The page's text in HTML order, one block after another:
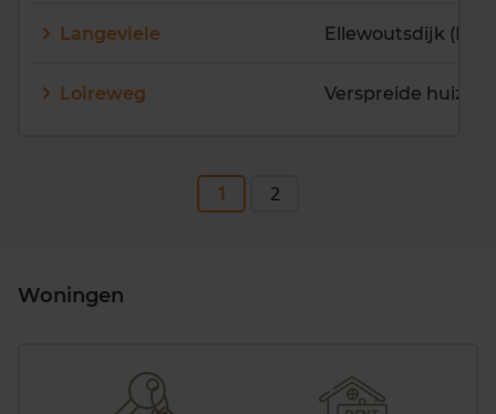
Langeviele Ellewoutsdijk
Loireweg Verspreide huizen
1 2
Woningen